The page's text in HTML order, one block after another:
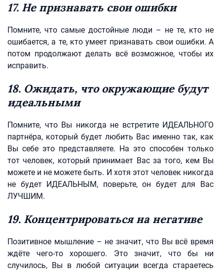
17. Не признавать свои ошибки
Помните, что самые достойные люди – не те, кто не
ошибается, а те, кто умеет признавать свои ошибки. А
потом продолжают делать всё возможное, чтобы их
исправить.
18. Ожидать, что окружающие будут
идеальными
Помните, что Вы никогда не встретите ИДЕАЛЬНОГО
партнёра, который будет любить Вас именно так, как
Вы себе это представляете. На это способен только
тот человек, который принимает Вас за того, кем Вы
можете и не можете быть. И хотя этот человек никогда
не будет ИДЕАЛЬНЫМ, поверьте, он будет для Вас
ЛУЧШИМ.
19. Концентрироваться на негативе
Позитивное мышление – не значит, что Вы всё время
ждёте чего-то хорошего. Это значит, что бы ни
случилось, Вы в любой ситуации всегда стараетесь